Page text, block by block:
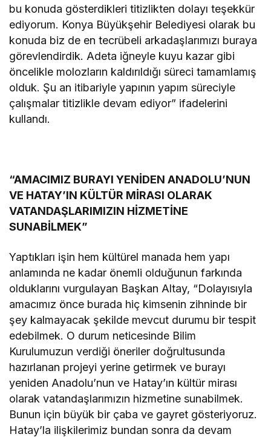
bu konuda gösterdikleri titizlikten dolayı teşekkür
ediyorum. Konya Büyükşehir Belediyesi olarak bu
konuda biz de en tecrübeli arkadaşlarımızı buraya
görevlendirdik. Adeta iğneyle kuyu kazar gibi
öncelikle molozların kaldırıldığı süreci tamamlamış
olduk. Şu an itibariyle yapının yapım süreciyle
çalışmalar titizlikle devam ediyor” ifadelerini
kullandı.
“AMACIMIZ BURAYI YENİDEN ANADOLU’NUN
VE HATAY’IN KÜLTÜR MİRASI OLARAK
VATANDAŞLARIMIZIN HİZMETİNE
SUNABİLMEK”
Yaptıkları işin hem kültürel manada hem yapı
anlamında ne kadar önemli olduğunun farkında
olduklarını vurgulayan Başkan Altay, “Dolayısıyla
amacımız önce burada hiç kimsenin zihninde bir
şey kalmayacak şekilde mevcut durumu bir tespit
edebilmek. O durum neticesinde Bilim
Kurulumuzun verdiği öneriler doğrultusunda
hazırlanan projeyi yerine getirmek ve burayı
yeniden Anadolu’nun ve Hatay’ın kültür mirası
olarak vatandaşlarımızın hizmetine sunabilmek.
Bunun için büyük bir çaba ve gayret gösteriyoruz.
Hatay’la ilişkilerimiz bundan sonra da devam